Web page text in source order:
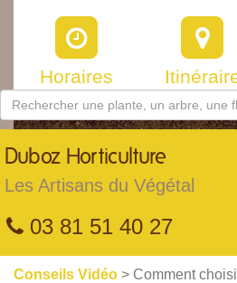
Horaires
Duboz Horticulture
Les Artisans du Végétal
03 81 51 40 27
Conseils Vidéo > Comment